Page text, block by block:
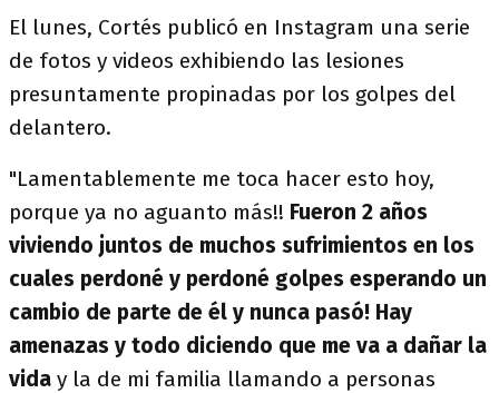
El lunes, Cortés publicó en Instagram una serie
de fotos y videos exhibiendo las lesiones
presuntamente propinadas por los golpes del
delantero.
"Lamentablemente me toca hacer esto hoy,
porque ya no aguanto más!! Fueron 2 años
viviendo juntos de muchos sufrimientos en los
cuales perdoné y perdoné golpes esperando un
cambio de parte de él y nunca pasó! Hay
amenazas y todo diciendo que me va a dañar la
vida y la de mi familia llamando a personas